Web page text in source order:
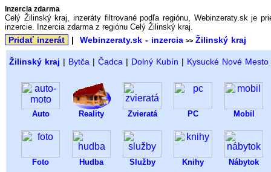
Inzercia zdarma
Celý Žilinský kraj, inzeráty filtrované podľa regiónu, Webinzeraty.sk je
inzercie. Inzercia zdarma z regiónu Celý Žilinský kraj.
Pridať inzerát | Webinzeraty.sk - inzercia >> Žilinský kraj
Žilinský kraj | Bytča | Čadca | Dolný Kubín | Kysucké Nové Mesto
Auto Reality Zvieratá PC Mobil
Foto Hudba Služby Knihy Nábytok